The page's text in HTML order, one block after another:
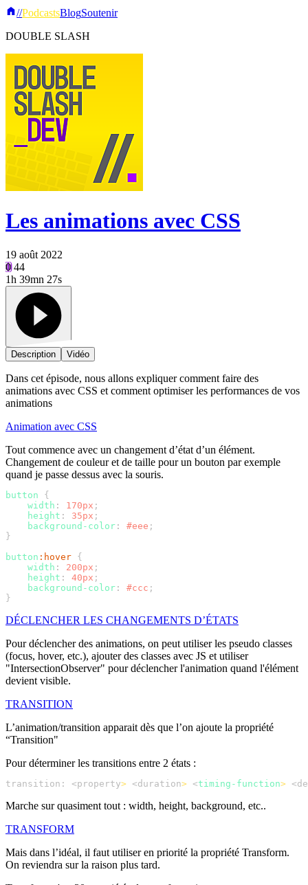
//PodcastsBlogSoutenir
DOUBLE SLASH
Les animations avec CSS
19 août 2022
044
1h 39mn 27s
Description Vidéo
Dans cet épisode, nous allons expliquer comment faire des
animations avec CSS et comment optimiser les performances de vos
animations
Animation avec CSS
Tout commence avec un changement d’état d’un élément.
Changement de couleur et de taille pour un bouton par exemple
quand je passe dessus avec la souris.
button
    width
: 170px
    height
: 35px
    background-color
: #eee
button :hover
    width
: 200px
    height
: 40px
    background-color
: #ccc
DÉCLENCHER LES CHANGEMENTS D’ÉTATS
Pour déclencher des animations, on peut utiliser les pseudo classes
(focus, hover, etc.), ajouter des classes avec JS et utiliser
"IntersectionObserver" pour déclencher l'animation quand l'élément
devient visible.
TRANSITION
L’animation/transition apparait dès que l’on ajoute la propriété
“Transition"
Pour déterminer les transitions entre 2 états :
transition: <property> <duration> <timing-function>
Marche sur quasiment tout : width, height, background, etc..
TRANSFORM
Mais dans l’idéal, il faut utiliser en priorité la propriété Transform.
On reviendra sur la raison plus tard.